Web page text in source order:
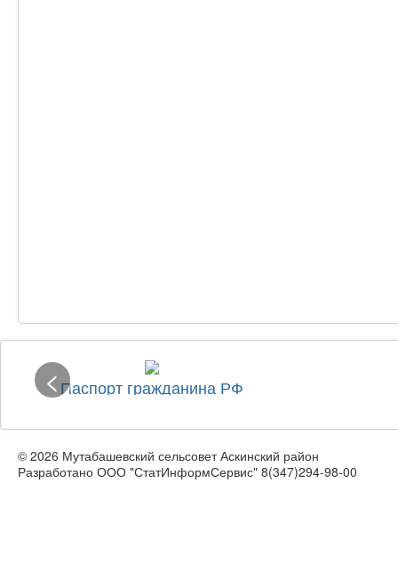
Паспорт гражданина РФ
<
© 2026 Мутабашевский сельсовет Аскинский район
Разработано ООО "СтатИнформСервис" 8(347)294-98-00